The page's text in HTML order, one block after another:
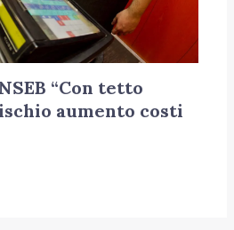
“Con tetto
aumento costi